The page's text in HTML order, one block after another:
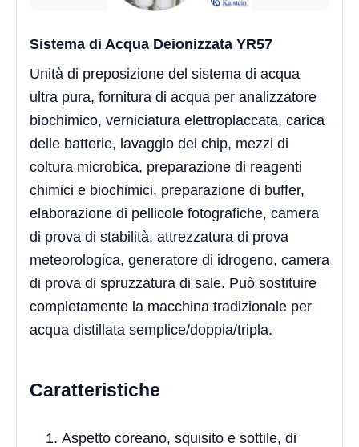
Sistema di Acqua Deionizzata YR57
Unità di preposizione del sistema di acqua
ultra pura, fornitura di acqua per analizzatore
biochimico, verniciatura elettroplaccata, carica
delle batterie, lavaggio dei chip, mezzi di
coltura microbica, preparazione di reagenti
chimici e biochimici, preparazione di buffer,
elaborazione di pellicole fotografiche, camera
di prova di stabilità, attrezzatura di prova
meteorologica, generatore di idrogeno, camera
di prova di spruzzatura di sale. Può sostituire
completamente la macchina tradizionale per
acqua distillata semplice/doppia/tripla.
Caratteristiche
Aspetto coreano, squisito e sottile, di